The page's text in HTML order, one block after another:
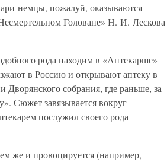
немцы, пожалуй, оказываются
Головане» Н. И. Лескова
рода находим в «Аптекарше»
в Россию и открывают аптеку в
собрания, где раньше, за
Сюжет завязывается вокруг
послужил своего рода
же и провоцируется (например,